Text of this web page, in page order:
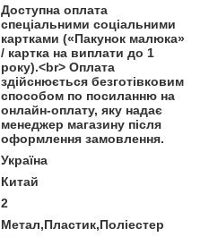
Доступна оплата
спеціальними соціальними
картками («Пакунок малюка»
/ картка на виплати до 1
року).<br> Оплата
здійснюється безготівковим
способом по посиланню на
онлайн-оплату, яку надає
менеджер магазину після
оформлення замовлення.
Україна
Китай
2
Метал,Пластик,Поліестер